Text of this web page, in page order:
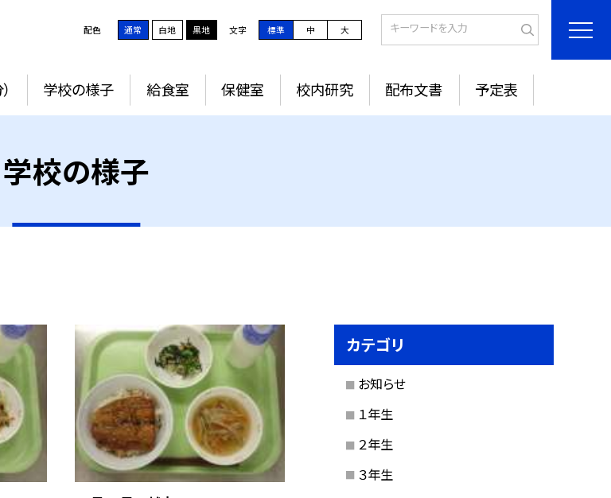
配色 通常 白地 黒地 文字 標準 中 大
学校の様子 給食室 保健室 校内研究 配布文書 予定表
学校の様子
カテゴリ
お知らせ
１年生
２年生
３年生